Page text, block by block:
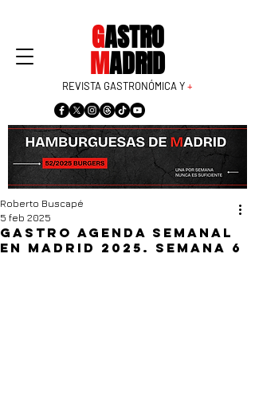
GASTRO
MADRID
REVISTA GASTRONÓMICA Y+
Gastro agenda semanal
en Madrid 2025. Semana 6
Roberto Buscapé
5 feb 2025